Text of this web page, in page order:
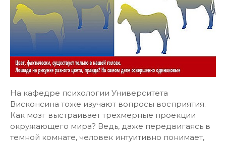
На кафедре психологии Университета
Висконсина тоже изучают вопросы восприятия.
Как мозг выстраивает трехмерные проекции
окружающего мира? Ведь, даже передвигаясь в
темной комнате, человек интуитивно понимает,